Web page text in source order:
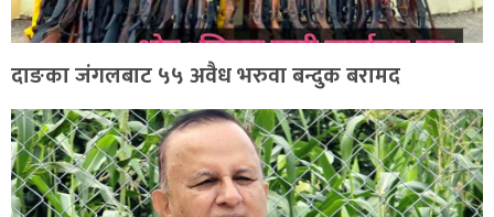
दाङका जंगलबाट ५५ अवैध भरुवा बन्दुक बरामद